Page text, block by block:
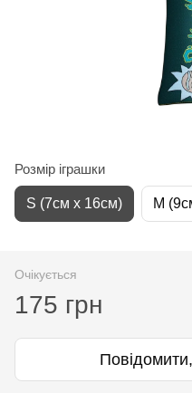
Розмір іграшки
S (7см x 16см) M
Очікується
175 грн